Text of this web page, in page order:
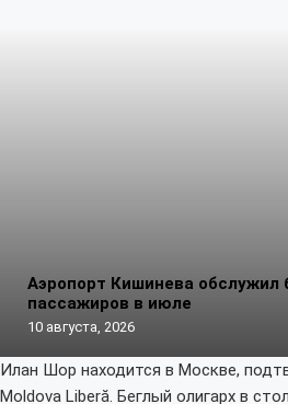
Аэропорт Кишинева обслужил
пассажиров в июле
10 августа, 2026
Илан Шор находится в Москве,
Moldova Liberă. Беглый олигарх в